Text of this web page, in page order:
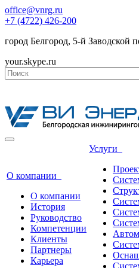
office@vnrg.ru
+7 (4722) 426-200
город Белгород, 5-й Заводской
your.skype.ru
О компании
О компании
История
Руководство
Компетенции
Клиенты
Партнеры
Карьера
Услуги